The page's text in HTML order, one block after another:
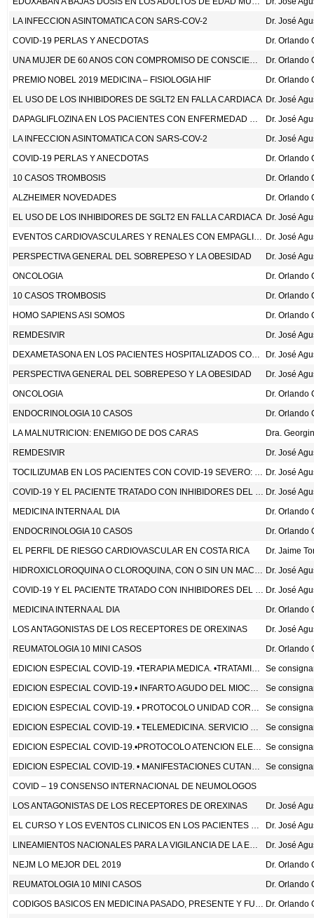
LA INFECCION ASINTOMATICA CON SARS-COV-2
Dr. José
COVID-19 PERLAS Y ANECDOTAS
Dr. Orlando
UNA MUJER DE 60 ANOS CON COMPROMISO DE CONSCIENCIA Y HEMIPARESIA IZQUIERDA DURANTE LA PANDEMIA POR COVID-19
Dr. Orlando
PREMIO NOBEL 2019 MEDICINA – FISIOLOGIA HIF
Dr. Orlando
EL USO DE LOS INHIBIDORES DE SGLT2 EN FALLA CARDIACA Dr. José
DAPAGLIFLOZINA EN LOS PACIENTES CON ENFERMEDAD RENAL CRONICA. N ENG J MED 2020;DOI:10.1056/NEJMOA2024816
Dr. José
LA INFECCION ASINTOMATICA CON SARS-COV-2
Dr. José
COVID-19 PERLAS Y ANECDOTAS
Dr. Orlando
10 CASOS TROMBOSIS
Dr. Orlando
ALZHEIMER NOVEDADES
EL USO DE LOS INHIBIDORES DE SGLT2 EN FALLA CARDIACA Dr. José
EVENTOS CARDIOVASCULARES Y RENALES CON EMPAGLIFLOZINA EN FALLA CARDIACA. N ENG J MED 2020; DOI:1056/NEJMOA2022190. Dr. José
PERSPECTIVA GENERAL DEL SOBREPESO Y LA OBESIDAD
Dr. José
ONCOLOGIA
Dr. Orlando
10 CASOS TROMBOSIS
Dr. Orlando
HOMO SAPIENS ASI SOMOS
Dr. Orlando
REMDESIVIR
Dr. José
DEXAMETASONA EN LOS PACIENTES HOSPITALIZADOS CON COVID-19. REPORTE PRELIMINAR. N ENG J MED 2020; DOI:10.1056/NEJMOA2021436.
Dr. José
PERSPECTIVA GENERAL DEL SOBREPESO Y LA OBESIDAD
Dr. José
ONCOLOGIA
Dr. Orlando
ENDOCRINOLOGIA 10 CASOS
Dr. Orlando
LA MALNUTRICION: ENEMIGO DE DOS CARAS
REMDESIVIR
Dr. José
TOCILIZUMAB EN LOS PACIENTES CON COVID-19 SEVERO: UN ESTUDIO DE COHORTE RETROSPECTIVO. HTTPS:DOI.ORG/10.1016/S2665-9913(20)30173-9. Dr. José
COVID-19 Y EL PACIENTE TRATADO CON INHIBIDORES DEL SISTEMA RENINA-ANGIOTENSINA-ALDOSTERONA Dr. José
MEDICINA INTERNA AL DIA
Dr. Orlando
ENDOCRINOLOGIA 10 CASOS
Dr. Orlando
EL PERFIL DE RIESGO CARDIOVASCULAR EN COSTA RICA
Dr. Jaime
HIDROXICLOROQUINA O CLOROQUINA, CON O SIN UN MACROLIDO, PARA EL TRATAMIENTO DE COVID-19: UN ESTUDIO DE REGISTRO MULTINACIONAL Dr. José
COVID-19 Y EL PACIENTE TRATADO CON INHIBIDORES DEL SISTEMA RENINA-ANGIOTENSINA-ALDOSTERONA Dr. José
MEDICINA INTERNA AL DIA
Dr. Orlando
LOS ANTAGONISTAS DE LOS RECEPTORES DE OREXINAS
Dr. José
REUMATOLOGIA 10 MINI CASOS
Dr. Orlando
EDICION ESPECIAL COVID-19. •TERAPIA MEDICA. •TRATAMIENTO ANTICOAGULANTE
Se
EDICION ESPECIAL COVID-19.• INFARTO AGUDO DEL MIOCARDIO. TERAPIA FIBRINOLITICA FIBRINO - ESPECIFICA.
Se
EDICION ESPECIAL COVID-19. • PROTOCOLO UNIDAD CORONARIA HSJD - CCSS
Se
EDICION ESPECIAL COVID-19. • TELEMEDICINA. SERVICIO CARDIOLOGIA. HSJD - CCSS
Se
EDICION ESPECIAL COVID-19.•PROTOCOLO ATENCION ELECTROFISIOLOGIA - HSJD - CCSS. •INTERPRETACION INTERVALO QT. •MANTENIMIENTO LABORATORIO ECOCARDIOGRAFIA - HSJD - CCSS Se
EDICION ESPECIAL COVID-19. • MANIFESTACIONES CUTANEAS
Se
COVID – 19 CONSENSO INTERNACIONAL DE NEUMOLOGOS
LOS ANTAGONISTAS DE LOS RECEPTORES DE OREXINAS
Dr. José
EL CURSO Y LOS EVENTOS CLINICOS EN LOS PACIENTES CRITICAMENTE ENFERMOS CON NEUMONIA SARS-COV-2 EN WUHAN, CHINA: UN ESTUDIO OBSERVACIONAL, RETROSPECTIVO. HTTPS://DOI.ORG/10.1016/S2213-2600(20)30079-5
Dr. José
LINEAMIENTOS NACIONALES PARA LA VIGILANCIA DE LA ENFERMEDAD COVID-19 EN COSTA RICA
Dr. José
NEJM LO MEJOR DEL 2019
Dr. Orlando
REUMATOLOGIA 10 MINI CASOS
Dr. Orlando
CODIGOS BASICOS EN MEDICINA PASADO, PRESENTE Y FUTURO Dr. Orlando